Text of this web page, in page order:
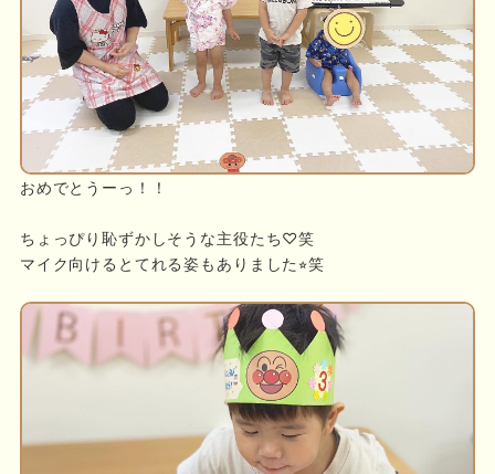
おめでとうーっ！！
ちょっぴり恥ずかしそうな主役たち♡笑
マイク向けるとてれる姿もありました⭐︎笑